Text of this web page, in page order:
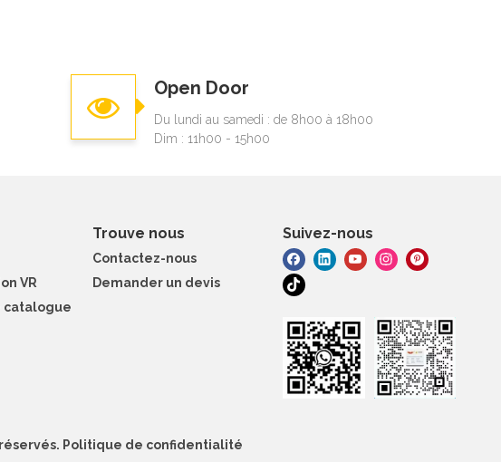
Open Door
Du lundi au samedi : de 8h00 à 18h00
Dim : 11h00 - 15h00
VR
catalogue
Trouve nous
Contactez-nous
Demander un devis
Suivez-nous
Politique de confidentialité